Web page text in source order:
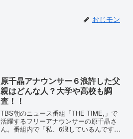
おじモン
原千晶アナウンサー６浪許した父
親はどんな人？大学や高校も調
査！！
TBS朝のニュース番組「THE TIME,」で
活躍するフリーアナウンサーの原千晶さ
ん。番組内で「私、6浪しているんです」